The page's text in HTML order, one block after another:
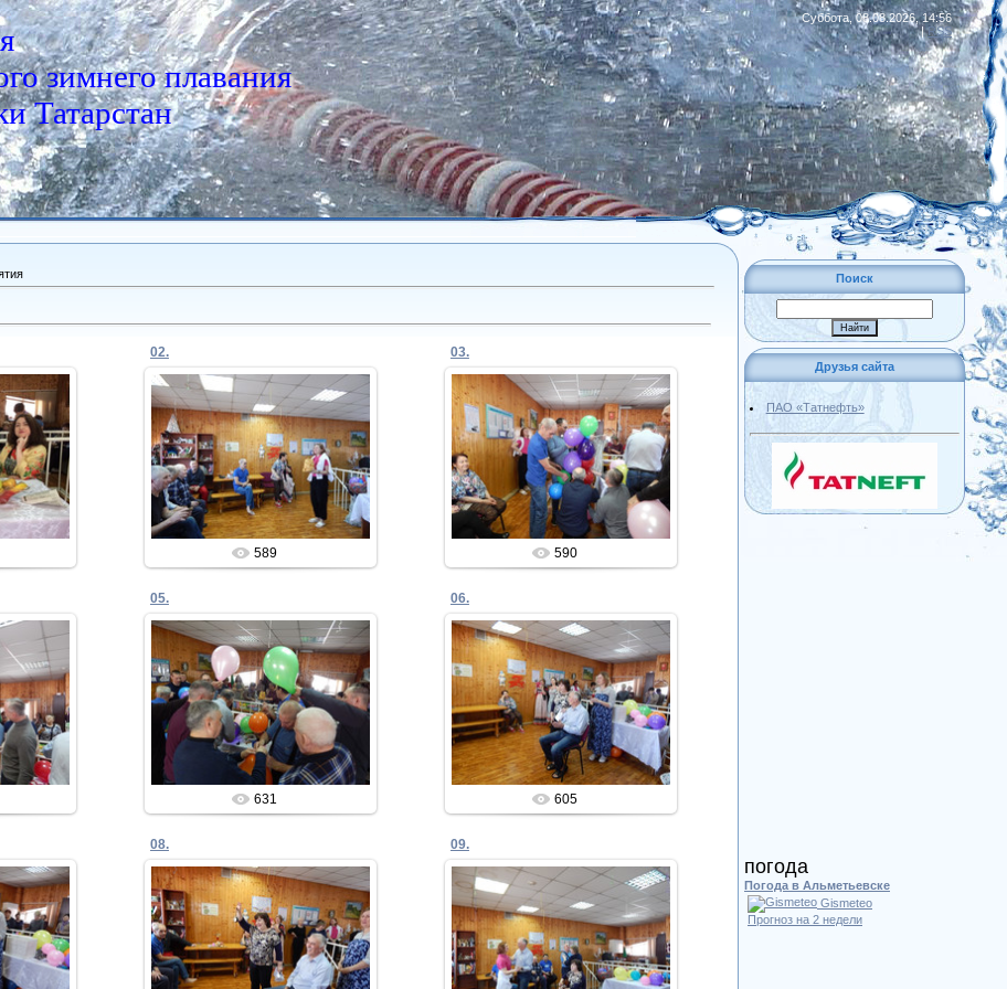
зимнего плавания
Татарстан
Суббота, 08.08.2026, 14:56
|RSS
02.
24.02.2020
Admin
589
03.
24.02.2020
Admin
590
05.
24.02.2020
Admin
631
06.
24.02.2020
Admin
605
08.
24.02.2020
Admin
09.
24.02.2020
Admin
Поиск
Друзья сайта
ПАО «Татнефть»
погода
Погода в Альметьевске
Gismeteo
Прогноз на 2 недели